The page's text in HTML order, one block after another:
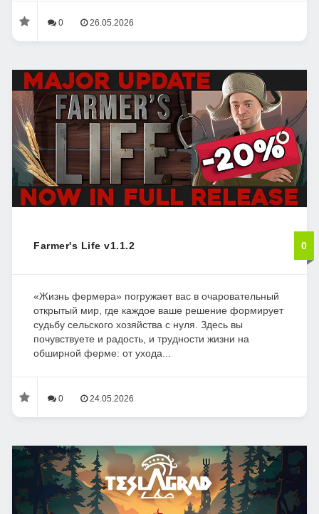
0 26.05.2026
Farmer's Life v1.1.2 0
«Жизнь фермера» погружает вас в очаровательный
открытый мир, где каждое ваше решение формирует
судьбу сельского хозяйства с нуля. Здесь вы
почувствуете и радость, и трудности жизни на
обширной ферме: от ухода...
0 24.05.2026